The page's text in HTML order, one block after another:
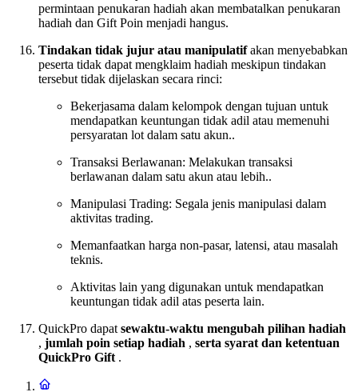
permintaan penukaran hadiah akan membatalkan penukaran
hadiah dan Gift Poin menjadi hangus.
Tindakan tidak jujur atau manipulatifakan menyebabkan
peserta tidak dapat mengklaim hadiah meskipun tindakan
tersebut tidak dijelaskan secara rinci:
Bekerjasama dalam kelompok dengan tujuan untuk
mendapatkan keuntungan tidak adil atau memenuhi
persyaratan lot dalam satu akun..
Transaksi Berlawanan: Melakukan transaksi
berlawanan dalam satu akun atau lebih..
Manipulasi Trading: Segala jenis manipulasi dalam
aktivitas trading.
Memanfaatkan harga non-pasar, latensi, atau masalah
teknis.
Aktivitas lain yang digunakan untuk mendapatkan
keuntungan tidak adil atas peserta lain.
QuickPro dapat sewaktu-waktu mengubah pilihan hadiah
, jumlah poin setiap hadiah , serta syarat dan ketentuan
QuickPro Gift .